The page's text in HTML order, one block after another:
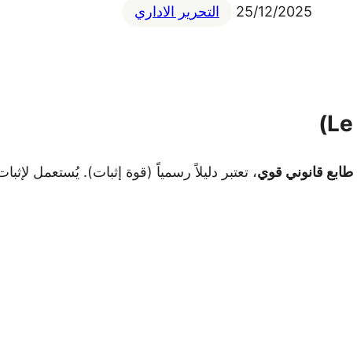
25/12/2025 التحرير الاداري
طابع قانوني قوي، تعتبر دليلاً رسمياً (قوة إثبات). يُستعمل